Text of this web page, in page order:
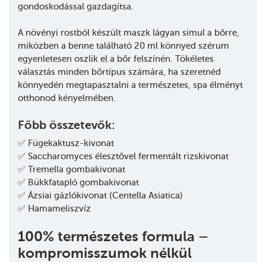
gondoskodással gazdagítsa.
A növényi rostból készült maszk lágyan simul a bőrre,
miközben a benne található 20 ml könnyed szérum
egyenletesen oszlik el a bőr felszínén. Tökéletes
választás minden bőrtípus számára, ha szeretnéd
könnyedén megtapasztalni a természetes, spa élményt
otthonod kényelmében.
Főbb összetevők:
✅ Fügekaktusz-kivonat
✅ Saccharomyces élesztővel fermentált rizskivonat
✅ Tremella gombakivonat
✅ Bükkfatapló gombakivonat
✅ Ázsiai gázlókivonat (Centella Asiatica)
✅ Hamameliszvíz
100% természetes formula –
kompromisszumok nélkül